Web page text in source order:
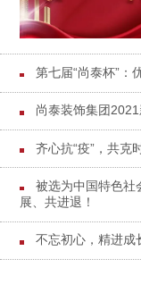
第七届“尚泰杯”：
尚泰装饰集团
齐心抗“疫”，共克
被选为中国特色社
展、共进退！
不忘初心，精进成